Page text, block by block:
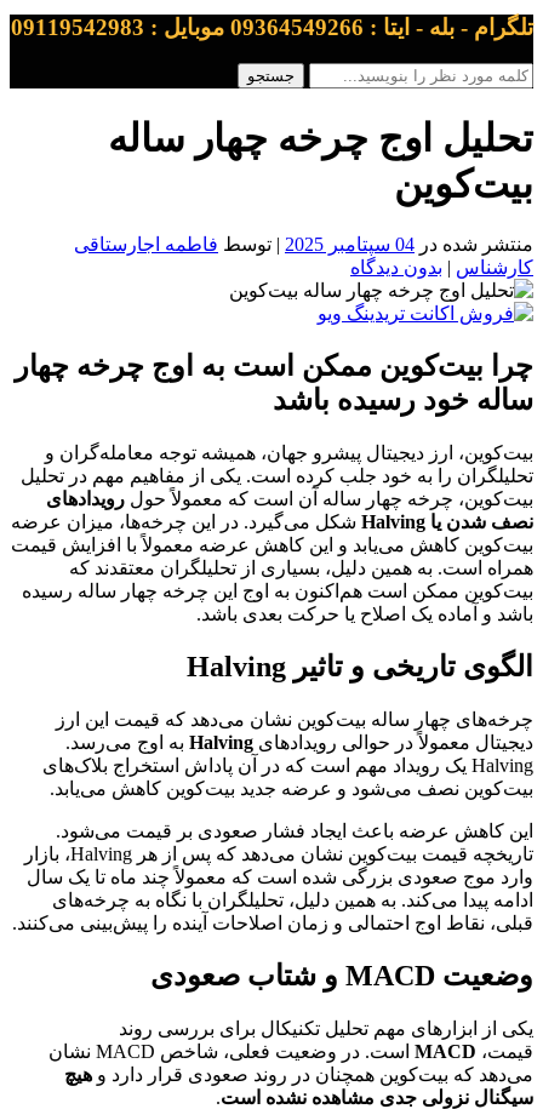
تلگرام - بله - ایتا : 09364549266 موبایل : 09119542983
تحلیل اوج چرخه چهار ساله
بیت‌کوین
منتشر شده در 04 سپتامبر 2025 | توسط فاطمه اجارستاقی
کارشناس | بدون دیدگاه
چرا بیت‌کوین ممکن است به اوج چرخه چهار
ساله خود رسیده باشد
بیت‌کوین، ارز دیجیتال پیشرو جهان، همیشه توجه معامله‌گران و
تحلیلگران را به خود جلب کرده است. یکی از مفاهیم مهم در تحلیل
بیت‌کوین، چرخه چهار ساله آن است که معمولاً حول رویدادهای
نصف شدن یا Halving
شکل می‌گیرد. در این چرخه‌ها، میزان عرضه
بیت‌کوین کاهش می‌یابد و این کاهش عرضه معمولاً با افزایش قیمت
همراه است. به همین دلیل، بسیاری از تحلیلگران معتقدند که
بیت‌کوین ممکن است هم‌اکنون به اوج این چرخه چهار ساله رسیده
باشد و آماده یک اصلاح یا حرکت بعدی باشد.
الگوی تاریخی و تاثیر Halving
چرخه‌های چهار ساله بیت‌کوین نشان می‌دهد که قیمت این ارز
دیجیتال معمولاً در حوالی رویدادهای Halving به اوج می‌رسد.
Halving یک رویداد مهم است که در آن پاداش استخراج بلاک‌های
بیت‌کوین نصف می‌شود و عرضه جدید بیت‌کوین کاهش می‌یابد.
این کاهش عرضه باعث ایجاد فشار صعودی بر قیمت می‌شود.
تاریخچه قیمت بیت‌کوین نشان می‌دهد که پس از هر Halving، بازار
وارد موج صعودی بزرگی شده است که معمولاً چند ماه تا یک سال
ادامه پیدا می‌کند. به همین دلیل، تحلیلگران با نگاه به چرخه‌های
قبلی، نقاط اوج احتمالی و زمان اصلاحات آینده را پیش‌بینی می‌کنند.
وضعیت MACD و شتاب صعودی
یکی از ابزارهای مهم تحلیل تکنیکال برای بررسی روند
قیمت، MACD
است. در وضعیت فعلی، شاخص MACD نشان
می‌دهد که بیت‌کوین همچنان در روند صعودی قرار دارد و هیچ
سیگنال نزولی جدی مشاهده نشده است.